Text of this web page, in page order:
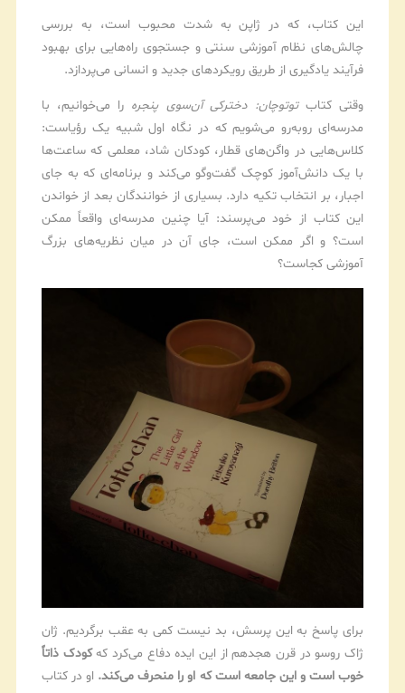
این کتاب، که در ژاپن به شدت محبوب است، به بررسی
چالش‌های نظام آموزشی سنتی و جستجوی راه‌هایی برای بهبود
فرآیند یادگیری از طریق رویکردهای جدید و انسانی می‌پردازد.
وقتی کتابتوتوچان: دخترکی آن‌سوی پنجره را می‌خوانیم، با
مدرسه‌ای روبه‌رو می‌شویم که در نگاه اول شبیه یک رؤیاست:
کلاس‌هایی در واگن‌های قطار، کودکان شاد، معلمی که ساعت‌ها
با یک دانش‌آموز کوچک گفت‌وگو می‌کند و برنامه‌ای که به جای
اجبار، بر انتخاب تکیه دارد. بسیاری از خوانندگان بعد از خواندن
این کتاب از خود می‌پرسند: آیا چنین مدرسه‌ای واقعاً ممکن
است؟ و اگر ممکن است، جای آن در میان نظریه‌های بزرگ
آموزشی کجاست؟
برای پاسخ به این پرسش، بد نیست کمی به عقب برگردیم. ژان
ژاک روسو در قرن هجدهم از این ایده دفاع می‌کرد کهکودک ذاتاً
خوب است و این جامعه است که او را منحرف می‌کند. او در کتاب